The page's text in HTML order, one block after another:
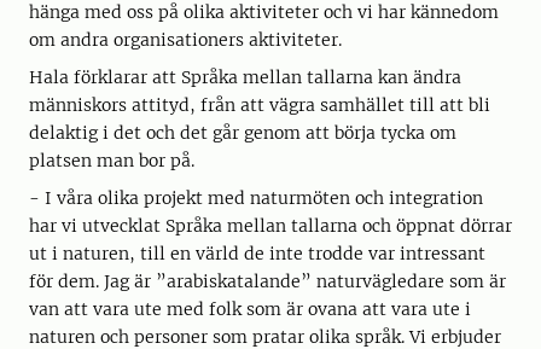
hänga med oss på olika aktiviteter och vi har kännedom
om andra organisationers aktiviteter.
Hala förklarar att Språka mellan tallarna kan ändra
människors attityd, från att vägra samhället till att bli
delaktig i det och det går genom att börja tycka om
platsen man bor på.
- I våra olika projekt med naturmöten och integration
har vi utvecklat Språka mellan tallarna och öppnat dörrar
ut i naturen, till en värld de inte trodde var intressant
för dem. Jag är ”arabiskatalande” naturvägledare som är
van att vara ute med folk som är ovana att vara ute i
naturen och personer som pratar olika språk. Vi erbjuder